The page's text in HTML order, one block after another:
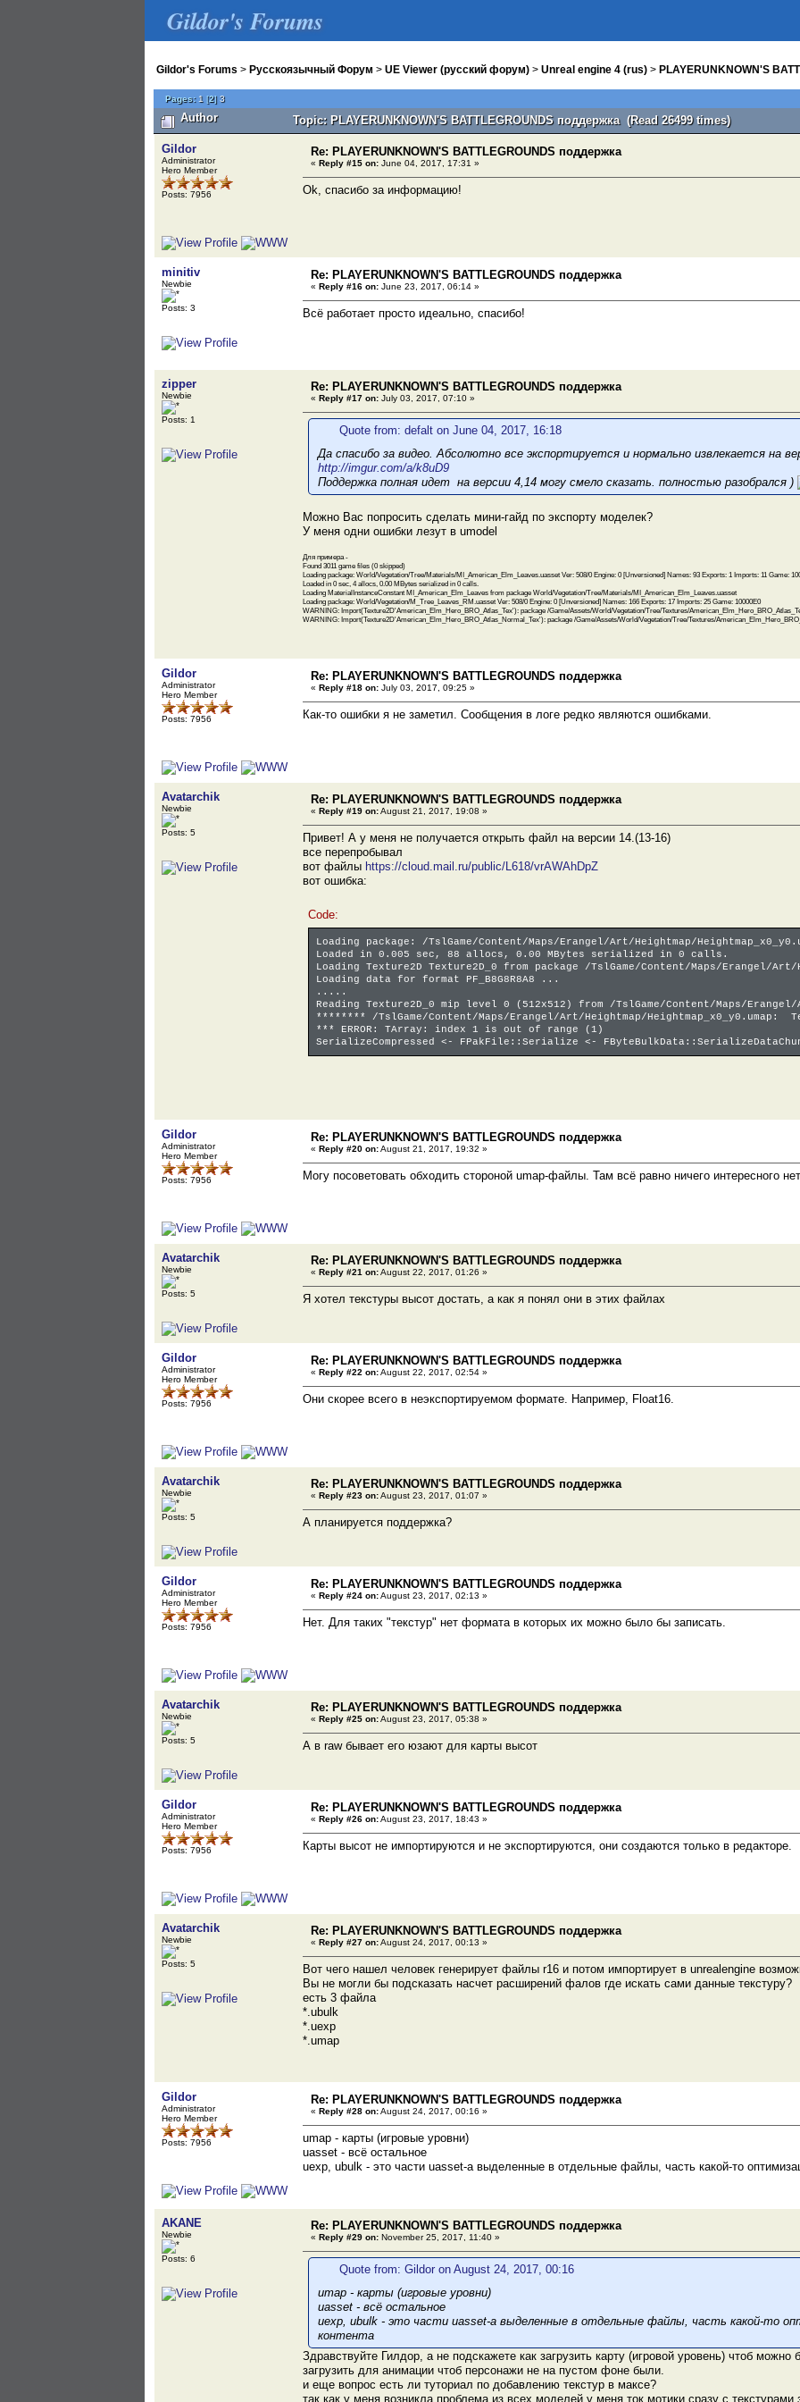
Gildor's Forums
Gildor's Forums > Русскоязычный Форум > UE Viewer (русский форум) > Unreal engine 4 (rus) > PLAYERUNKNOWN'S
Pages: 1 [2]3
Author Topic: PLAYERUNKNOWN'S BATTLEGROUNDS поддержка (Read 26499 times)
Gildor
Administrator
Hero Member
Posts: 7956
Re: PLAYERUNKNOWN'S BATTLEGROUNDS поддержка
« Reply #15 on: June 04, 2017, 17:31 »
Ok, спасибо за информацию!
minitiv
Newbie
Posts: 3
Re: PLAYERUNKNOWN'S BATTLEGROUNDS поддержка
« Reply #16 on: June 23, 2017, 06:14 »
Всё работает просто идеально, спасибо!
zipper
Newbie
Posts: 1
Re: PLAYERUNKNOWN'S BATTLEGROUNDS поддержка
« Reply #17 on: July 03, 2017, 07:10 »
Quote from: defalt on June 04, 2017, 16:18
Да спасибо за видео. Абсолютно все экспортируется и нормально извлекается на
http://imgur.com/a/k8uD9
Поддержка полная идет на версии 4,14 могу смело сказать. полностью разобрался )
Можно Вас попросить сделать мини-гайд по экспорту моделек?
У меня одни ошибки лезут в umodel
Для примера -
Found 3011 game files (0 skipped)
Loading package: World/Vegetation/Tree/Materials/MI_American_Elm_Leaves.uasset Ver: 508/0 Engine: 0 [Unversioned] Names: 93 Exports: 1 Imports: 11 Game:
Loaded in 0 sec, 4 allocs, 0.00 MBytes serialized in 0 calls.
Loading MaterialInstanceConstant MI_American_Elm_Leaves from package World/Vegetation/Tree/Materials/MI_American_Elm_Leaves.uasset
Loading package: World/Vegetation/M_Tree_Leaves_RM.uasset Ver: 508/0 Engine: 0 [Unversioned] Names: 166 Exports: 17 Imports: 25 Game: 10000E0
WARNING: Import(Texture2D'American_Elm_Hero_BRO_Atlas_Tex'): package /Game/Assets/World/Vegetation/Tree/Textures/
WARNING: Import(Texture2D'American_Elm_Hero_BRO_Atlas_Normal_Tex'): package /Game/Assets/World/Vegetation/Tree/Textures/
Gildor
Administrator
Hero Member
Posts: 7956
Re: PLAYERUNKNOWN'S BATTLEGROUNDS поддержка
« Reply #18 on: July 03, 2017, 09:25 »
Как-то ошибки я не заметил. Сообщения в логе редко являются ошибками.
Avatarchik
Newbie
Posts: 5
Re: PLAYERUNKNOWN'S BATTLEGROUNDS поддержка
« Reply #19 on:August 21, 2017, 19:08 »
Привет! А у меня не получается открыть файл на версии 14.(13-16)
все перепробывал
вот файлы https://cloud.mail.ru/public/L618/vrAWAhDpZ
вот ошибка:
Code:
Loading package: /TslGame/Content/Maps/Erangel/Art/Heightmap/
Loaded in 0.005 sec, 88 allocs, 0.00 MBytes serialized in 0 calls.
Loading Texture2D Texture2D_0 from package /TslGame/Content/Maps/Erangel/Art/
Loading data for format PF_B8G8R8A8 ...
.....
Reading Texture2D_0 mip level 0 (512x512) from /TslGame/Content/Maps/Erangel/
******** /TslGame/Content/Maps/Erangel/Art/Heightmap/Heightmap_x0_y0.umap:
*** ERROR: TArray: index 1 is out of range (1)
SerializeCompressed <- FPakFile::Serialize <-
Gildor
Administrator
Hero Member
Posts: 7956
Re: PLAYERUNKNOWN'S BATTLEGROUNDS поддержка
« Reply #20 on:August 21, 2017, 19:32 »
Могу посоветовать обходить стороной umap-файлы. Там всё равно ничего интересного
Avatarchik
Newbie
Posts: 5
Re: PLAYERUNKNOWN'S BATTLEGROUNDS поддержка
« Reply #21 on:August 22, 2017, 01:26 »
Я хотел текстуры высот достать, а как я понял они в этих файлах
Gildor
Administrator
Hero Member
Posts: 7956
Re: PLAYERUNKNOWN'S BATTLEGROUNDS поддержка
« Reply #22 on:August 22, 2017, 02:54 »
Они скорее всего в неэкспортируемом формате. Например, Float16.
Avatarchik
Newbie
Posts: 5
Re: PLAYERUNKNOWN'S BATTLEGROUNDS поддержка
« Reply #23 on:August 23, 2017, 01:07 »
А планируется поддержка?
Gildor
Administrator
Hero Member
Posts: 7956
Re: PLAYERUNKNOWN'S BATTLEGROUNDS поддержка
« Reply #24 on:August 23, 2017, 02:13 »
Нет. Для таких "текстур" нет формата в которых их можно было бы записать.
Avatarchik
Newbie
Posts: 5
Re: PLAYERUNKNOWN'S BATTLEGROUNDS поддержка
« Reply #25 on:August 23, 2017, 05:38 »
А в raw бывает его юзают для карты высот
Gildor
Administrator
Hero Member
Posts: 7956
Re: PLAYERUNKNOWN'S BATTLEGROUNDS поддержка
« Reply #26 on:August 23, 2017, 18:43 »
Карты высот не импортируются и не экспортируются, они создаются только в редакторе.
Avatarchik
Newbie
Posts: 5
Re: PLAYERUNKNOWN'S BATTLEGROUNDS поддержка
« Reply #27 on:August 24, 2017, 00:13 »
Вот чего нашел человек генерирует файлы r16 и потом импортирует в unrealengine
Вы не могли бы подсказать насчет расширений фалов где искать сами данные текстуру?
есть 3 файла
*.ubulk
*.uexp
*.umap
Gildor
Administrator
Hero Member
Posts: 7956
Re: PLAYERUNKNOWN'S BATTLEGROUNDS поддержка
« Reply #28 on:August 24, 2017, 00:16 »
umap - карты (игровые уровни)
uasset - всё остальное
uexp, ubulk - это части uasset-а выделенные в отдельные файлы, часть какой-то
AKANE
Newbie
Posts: 6
Re: PLAYERUNKNOWN'S BATTLEGROUNDS поддержка
« Reply #29 on: November 25, 2017, 11:40 »
Quote from: Gildor on August 24, 2017, 00:16
umap - карты (игровые уровни)
uasset - всё остальное
uexp, ubulk - это части uasset-а выделенные в отдельные файлы, часть какой-то
контента
Здравствуйте Гилдор, а не подскажете как загрузить карту (игровой уровень) чтоб
загрузить для анимации чтоб персонажи не на пустом фоне были.
и еще вопрос есть ли туториал по добавлению текстур в максе?
так как у меня возникла проблема из всех моделей у меня ток мотики сразу с текстурами